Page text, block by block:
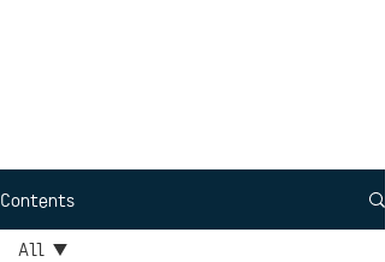
Contents
All